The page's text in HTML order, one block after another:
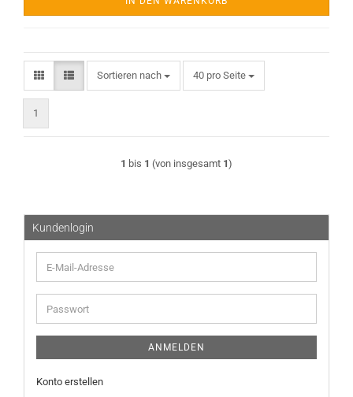
Sortieren nach
Sortieren nach 40 pro Seite
pro Seite
1
1 bis 1 (von insgesamt 1)
Kundenlogin
E-
Mail-
Adresse
Passwort
ANMELDEN
Konto erstellen